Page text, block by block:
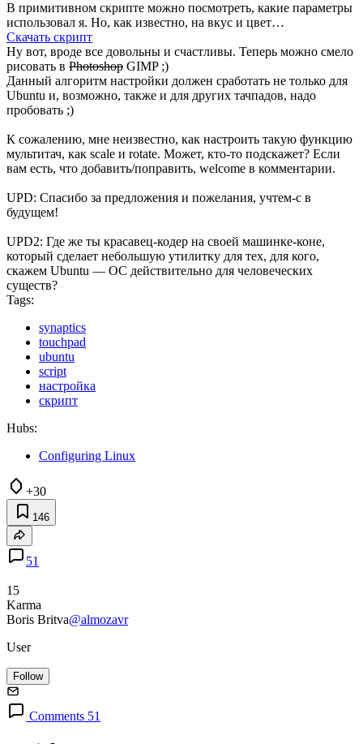
В примитивном скрипте можно посмотреть, какие параметры
использовал я. Но, как известно, на вкус и цвет…
Скачать скрипт
Ну вот, вроде все довольны и счастливы. Теперь можно смело
рисовать в Photoshop GIMP ;)
Данный алгоритм настройки должен сработать не только для
Ubuntu и, возможно, также и для других тачпадов, надо
пробовать ;)
К сожалению, мне неизвестно, как настроить такую функцию
мультитач, как scale и rotate. Может, кто-то подскажет? Если
вам есть, что добавить/поправить, welcome в комментарии.
UPD: Спасибо за предложения и пожелания, учтем-с в
будущем!
UPD2: Где же ты красавец-кодер на своей машинке-коне,
который сделает небольшую утилитку для тех, для кого,
скажем Ubuntu — ОС действительно для человеческих
существ?
Tags:
synaptics
touchpad
ubuntu
script
настройка
скрипт
Hubs:
Configuring Linux
+30
146
51
15
Karma
Boris Britva@almozavr
User
Follow
Comments 51